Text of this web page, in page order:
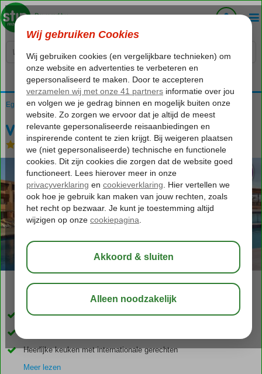
Voelt als thuiskomen...
Egypte Rode Zee Hurghada Soma Bay Viva Blue Resort & Diving
Viva Blue Resort & Diving
Halfpension- Hotel
aug 34°C
Only Adult: min. leeftijd 16 jaar
Heerlijke keuken met internationale gerechten
Meer lezen